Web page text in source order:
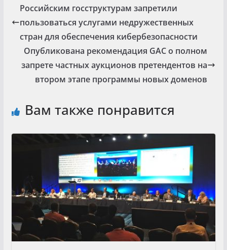
Российским госструктурам запретили
пользоваться услугами недружественных
стран для обеспечения кибербезопасности
Опубликована рекомендация GAC о полном
запрете частных аукционов претендентов на
втором этапе программы новых доменов
Вам также понравится